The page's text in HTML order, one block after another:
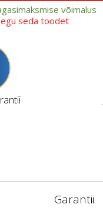
võimalus
seda toodet
Garantii